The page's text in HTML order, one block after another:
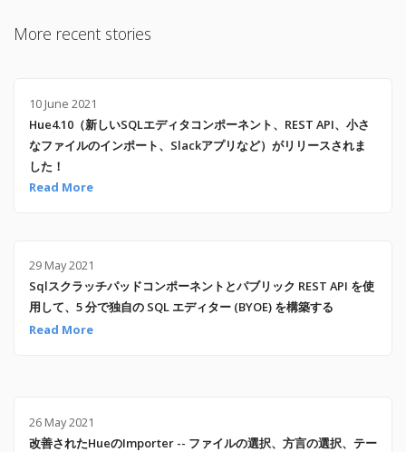
More recent stories
10 June 2021
Hue4.10（新しいSQLエディタコンポーネント、REST API、小さ
なファイルのインポート、Slackアプリなど）がリリースされま
した！
Read More
29 May 2021
Sqlスクラッチパッドコンポーネントとパブリック REST API を使
用して、5 分で独自の SQL エディター (BYOE) を構築する
Read More
26 May 2021
改善されたHueのImporter -- ファイルの選択、方言の選択、テー